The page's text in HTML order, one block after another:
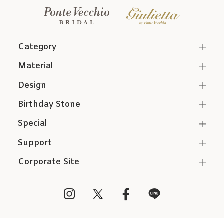
Category
Support
Corporate Site
Material
Design
Birthday Stone
Special